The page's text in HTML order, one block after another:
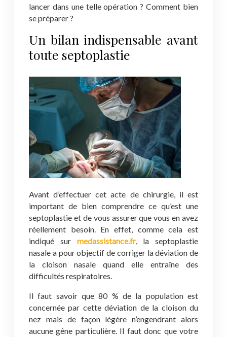
lancer dans une telle opération ? Comment bien
se préparer ?
Un bilan indispensable avant
toute septoplastie
Avant d’effectuer cet acte de chirurgie, il est
important de bien comprendre ce qu’est une
septoplastie et de vous assurer que vous en avez
réellement besoin. En effet, comme cela est
indiqué sur medassistance.fr, la septoplastie
nasale a pour objectif de corriger la déviation de
la cloison nasale quand elle entraîne des
difficultés respiratoires.
Il faut savoir que 80 % de la population est
concernée par cette déviation de la cloison du
nez mais de façon légère n’engendrant alors
aucune gêne particulière. Il faut donc que votre